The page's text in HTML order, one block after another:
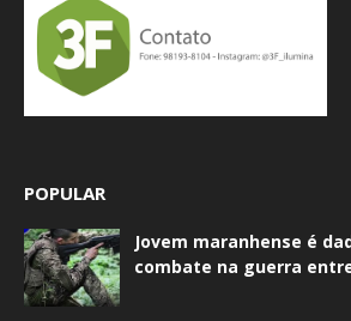
POPULAR
Jovem maranhense é
combate na guerra